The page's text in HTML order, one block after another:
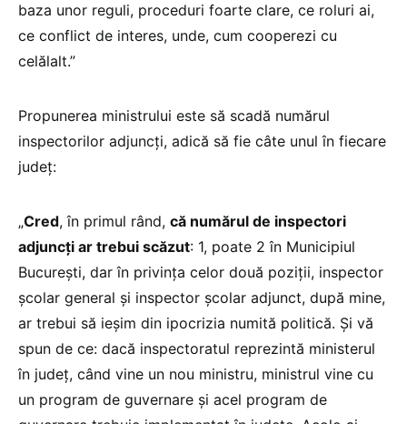
baza unor reguli, proceduri foarte clare, ce roluri ai,
ce conflict de interes, unde, cum cooperezi cu
celălalt.”
Propunerea ministrului este să scadă numărul
inspectorilor adjuncți, adică să fie câte unul în fiecare
județ:
„Cred, în primul rând, că numărul de inspectori
adjuncți ar trebui scăzut: 1, poate 2 în Municipiul
București, dar în privința celor două poziții, inspector
școlar general și inspector școlar adjunct, după mine,
ar trebui să ieșim din ipocrizia numită politică. Și vă
spun de ce: dacă inspectoratul reprezintă ministerul
în județ, când vine un nou ministru, ministrul vine cu
un program de guvernare și acel program de